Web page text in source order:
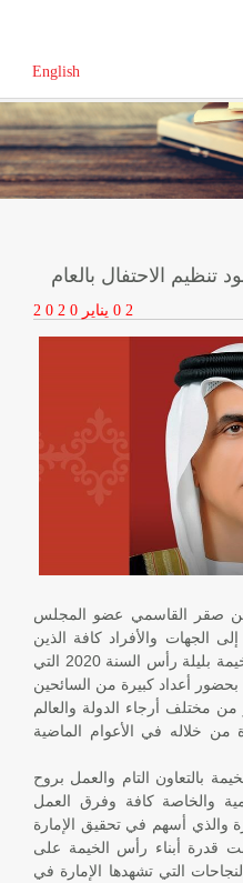
English
الاحتفال بالعام
2 0 2 0 0 2
صقر القاسمي عضو المجلس
الجهات والأفراد كافة الذين
ساهموا في نجاح احتفالات رأس الخيمة بليلة رأس السنة 2020 التي
بحضور أعداد كبيرة من السائحين
مختلف أرجاء الدولة والعالم
من خلاله في الأعوام الماضية
بالتعاون التام والعمل بروح
والخاصة كافة وفرق العمل
والذي أسهم في تحقيق الإمارة
قدرة أبناء رأس الخيمة على
التي تشهدها الإمارة في